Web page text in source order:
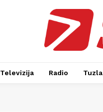
Televizija Radio